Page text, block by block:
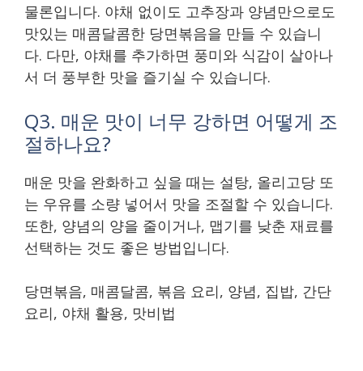
물론입니다. 야채 없이도 고추장과 양념만으로도
맛있는 매콤달콤한 당면볶음을 만들 수 있습니
다. 다만, 야채를 추가하면 풍미와 식감이 살아나
서 더 풍부한 맛을 즐기실 수 있습니다.
Q3. 매운 맛이 너무 강하면 어떻게 조
절하나요?
매운 맛을 완화하고 싶을 때는 설탕, 올리고당 또
는 우유를 소량 넣어서 맛을 조절할 수 있습니다.
또한, 양념의 양을 줄이거나, 맵기를 낮춘 재료를
선택하는 것도 좋은 방법입니다.
당면볶음, 매콤달콤, 볶음 요리, 양념, 집밥, 간단
요리, 야채 활용, 맛비법